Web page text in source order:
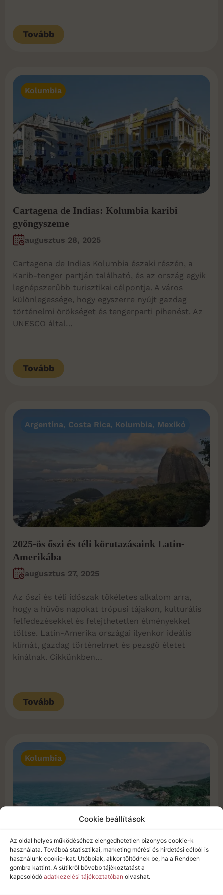
Cookie beállítások
Az oldal helyes működéséhez elengedhetetlen bizonyos cookie-k
használata. Továbbá statisztikai, marketing mérési és hirdetési célból is
használunk cookie-kat. Utóbbiak, akkor töltődnek be, ha a Rendben
gombra kattint. A sütikről bővebb tájékoztatást a
kapcsolódó adatkezelési tájékoztatóban olvashat.
Tovább
Kolumbia
Cartagena de Indias: Kolumbia karibi
gyöngyszeme
augusztus 28, 2025
Cartagena de Indias Kolumbia északi részén, a
Karib-tenger partján található, és az ország egyik
legnépszerűbb turisztikai célpontja. A város
különlegessége, hogy egyszerre nyújt gazdag
történelmi örökséget és tengerparti pihenést. Az
UNESCO által…
Tovább
Argentína, Costa Rica, Kolumbia, Mexikó
2025-ös őszi és téli körutazásaink Latin-
Amerikába
augusztus 27, 2025
Az őszi és téli időszak tökéletes alkalom arra,
hogy a hűvös napokat trópusi tájakon, kulturális
felfedezésekkel és felejthetetlen élményekkel
töltse. Latin-Amerika országai ilyenkor ideális
klímát, gazdag történelmet és pezsgő életet
kínálnak. Cikkünkben…
Tovább
Kolumbia
Tayrona Nemzeti Park: Kolumbia